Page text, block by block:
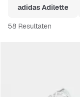
adidas Adilette
58 Resultaten